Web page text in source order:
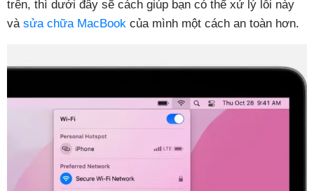
trên, thì dưới đây sẽ cách giúp bạn có thể xử lý lỗi này
và sửa chữa MacBook của mình một cách an toàn hơn.